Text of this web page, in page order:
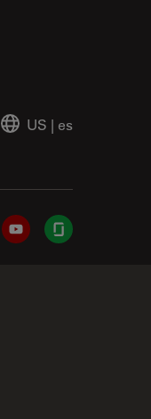
US | es
YouTubeGlassdoor